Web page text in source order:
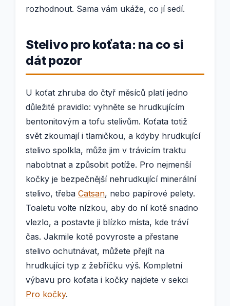
rozhodnout. Sama vám ukáže, co jí sedí.
Stelivo pro koťata: na co si
dát pozor
U koťat zhruba do čtyř měsíců platí jedno
důležité pravidlo: vyhněte se hrudkujícím
bentonitovým a tofu stelivům. Koťata totiž
svět zkoumají i tlamičkou, a kdyby hrudkující
stelivo spolkla, může jim v trávicím traktu
nabobtnat a způsobit potíže. Pro nejmenší
kočky je bezpečnější nehrudkující minerální
stelivo, třeba Catsan, nebo papírové pelety.
Toaletu volte nízkou, aby do ní kotě snadno
vlezlo, a postavte ji blízko místa, kde tráví
čas. Jakmile kotě povyroste a přestane
stelivo ochutnávat, můžete přejít na
hrudkující typ z žebříčku výš. Kompletní
výbavu pro koťata i kočky najdete v sekci
Pro kočky.